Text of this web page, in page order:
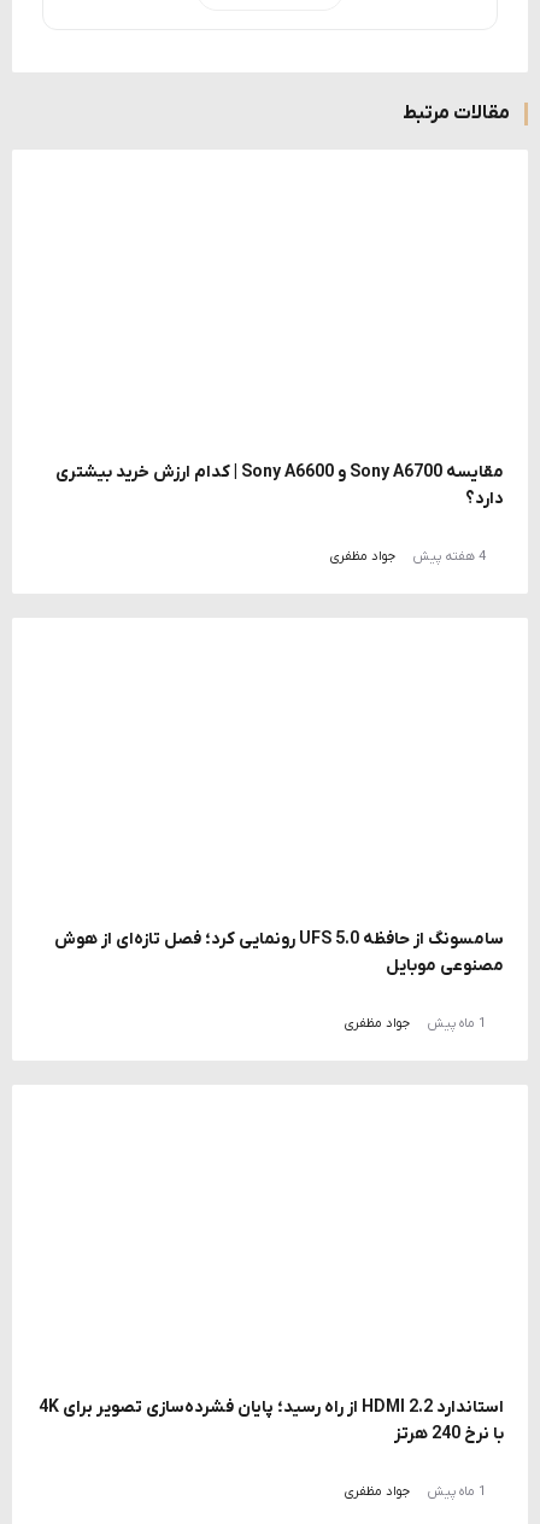
مقالات مرتبط
مقایسه Sony A6700 و Sony A6600 | کدام ارزش خرید بیشتری
دارد؟
4 هفته پیش جواد مظفری
سامسونگ از حافظه UFS 5.0 رونمایی کرد؛ فصل تازه‌ای از هوش
مصنوعی موبایل
1 ماه پیش جواد مظفری
استاندارد HDMI 2.2 از راه رسید؛ پایان فشرده‌سازی تصویر برای 4K
با نرخ 240 هرتز
1 ماه پیش جواد مظفری